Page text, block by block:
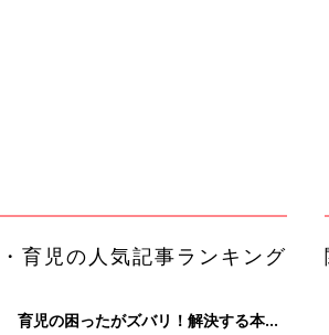
リゾート会員権の魅力